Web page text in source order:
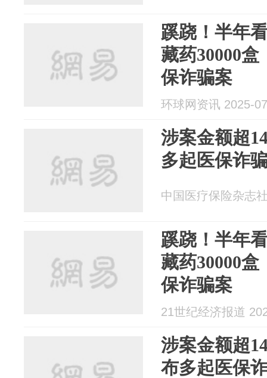
蹊跷！半年
藏药30000
保诈骗案
环球网资讯 2025-
涉案金额超
多起医保诈
中国医疗保险杂志
蹊跷！半年
藏药30000
保诈骗案
21世纪经济报道
涉案金额超
布多起医保